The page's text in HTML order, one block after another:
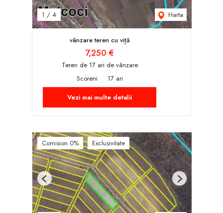
1 / 4 Harta
vânzare teren cu viță
7,250 €
Teren de 17 ari de vânzare
Scoreni
17 ari
Vezi mai multe detalii
Comision 0% Exclusivitate
Previous Next